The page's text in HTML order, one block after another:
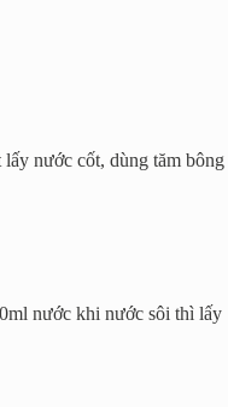
lấy nước cốt, dùng tăm bông
nước khi nước sôi thì lấy